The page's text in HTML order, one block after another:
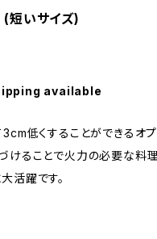
(短いサイズ)
available
低くすることができるオ
けることで火力の必要な料
活躍です。